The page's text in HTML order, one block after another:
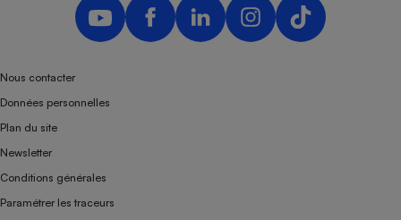
Nous contacter
Données personnelles
Plan du site
Newsletter
Conditions générales
Paramétrer les traceurs